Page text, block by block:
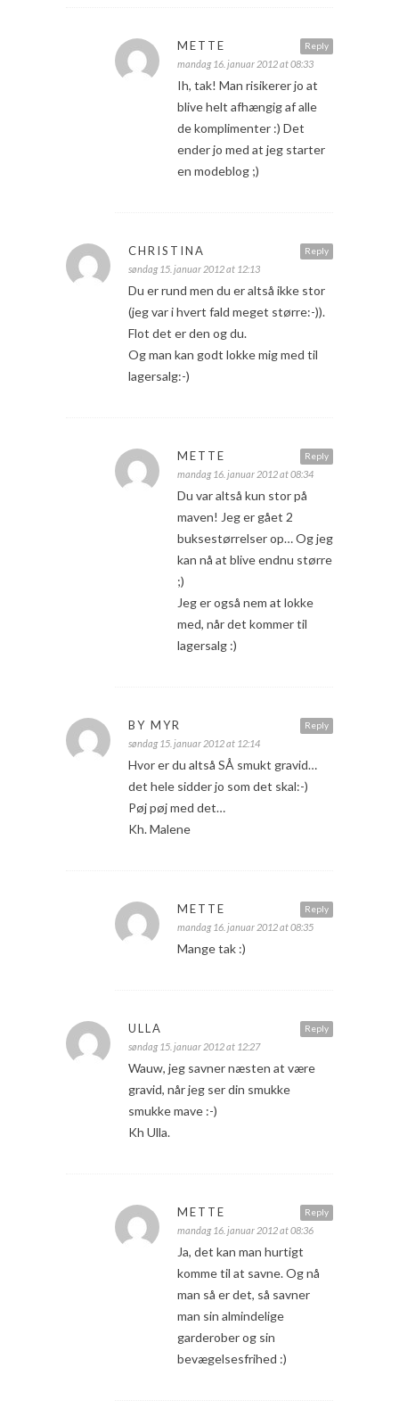
Reply
METTE
mandag 16. januar 2012 at 08:33
Ih, tak! Man risikerer jo at
blive helt afhængig af alle
de komplimenter :) Det
ender jo med at jeg starter
en modeblog ;)
Reply
CHRISTINA
søndag 15. januar 2012 at 12:13
Du er rund men du er altså ikke stor
(jeg var i hvert fald meget større:-)).
Flot det er den og du.
Og man kan godt lokke mig med til
lagersalg:-)
Reply
METTE
mandag 16. januar 2012 at 08:34
Du var altså kun stor på
maven! Jeg er gået 2
buksestørrelser op… Og jeg
kan nå at blive endnu større
;)
Jeg er også nem at lokke
med, når det kommer til
lagersalg :)
Reply
BY MYR
søndag 15. januar 2012 at 12:14
Hvor er du altså SÅ smukt gravid…
det hele sidder jo som det skal:-)
Pøj pøj med det…
Kh. Malene
Reply
METTE
mandag 16. januar 2012 at 08:35
Mange tak :)
Reply
ULLA
søndag 15. januar 2012 at 12:27
Wauw, jeg savner næsten at være
gravid, når jeg ser din smukke
smukke mave :-)
Kh Ulla.
Reply
METTE
mandag 16. januar 2012 at 08:36
Ja, det kan man hurtigt
komme til at savne. Og nå
man så er det, så savner
man sin almindelige
garderober og sin
bevægelsesfrihed :)